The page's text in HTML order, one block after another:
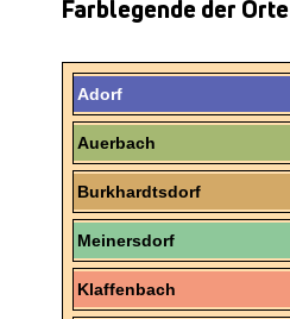
Farblegende der Orte
Adorf
Auerbach
Burkhardtsdorf
Meinersdorf
Klaffenbach